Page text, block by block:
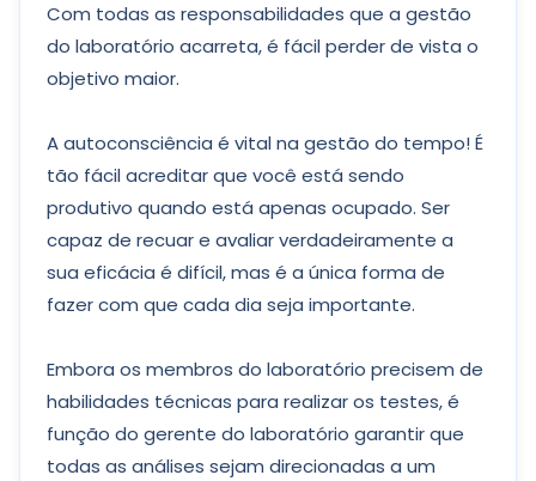
Com todas as responsabilidades que a gestão
do laboratório acarreta, é fácil perder de vista o
objetivo maior.
A autoconsciência é vital na gestão do tempo! É
tão fácil acreditar que você está sendo
produtivo quando está apenas ocupado. Ser
capaz de recuar e avaliar verdadeiramente a
sua eficácia é difícil, mas é a única forma de
fazer com que cada dia seja importante.
Embora os membros do laboratório precisem de
habilidades técnicas para realizar os testes, é
função do gerente do laboratório garantir que
todas as análises sejam direcionadas a um